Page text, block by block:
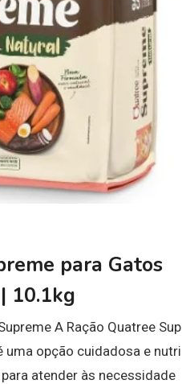
para Gatos
10.1kg
A Ração Quatree Sup
uma opção cuidadosa e nutri
atender às necessidade